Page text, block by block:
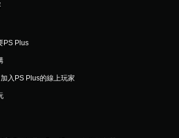
PS Plus
入PS Plus的線上玩家